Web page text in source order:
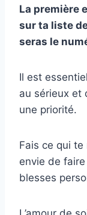
La première
sur ta liste
seras le
Il est
au sérieux et
une priorité.
Fais ce qui
envie de
blesses